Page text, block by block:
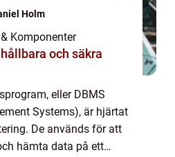
Holm
Komponenter
och säkra
eller DBMS
Systems), är hjärtat
De används för att
hämta data på ett